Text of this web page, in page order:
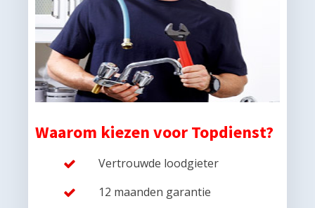
Waarom kiezen voor Topdienst?
Vertrouwde loodgieter
12 maanden garantie